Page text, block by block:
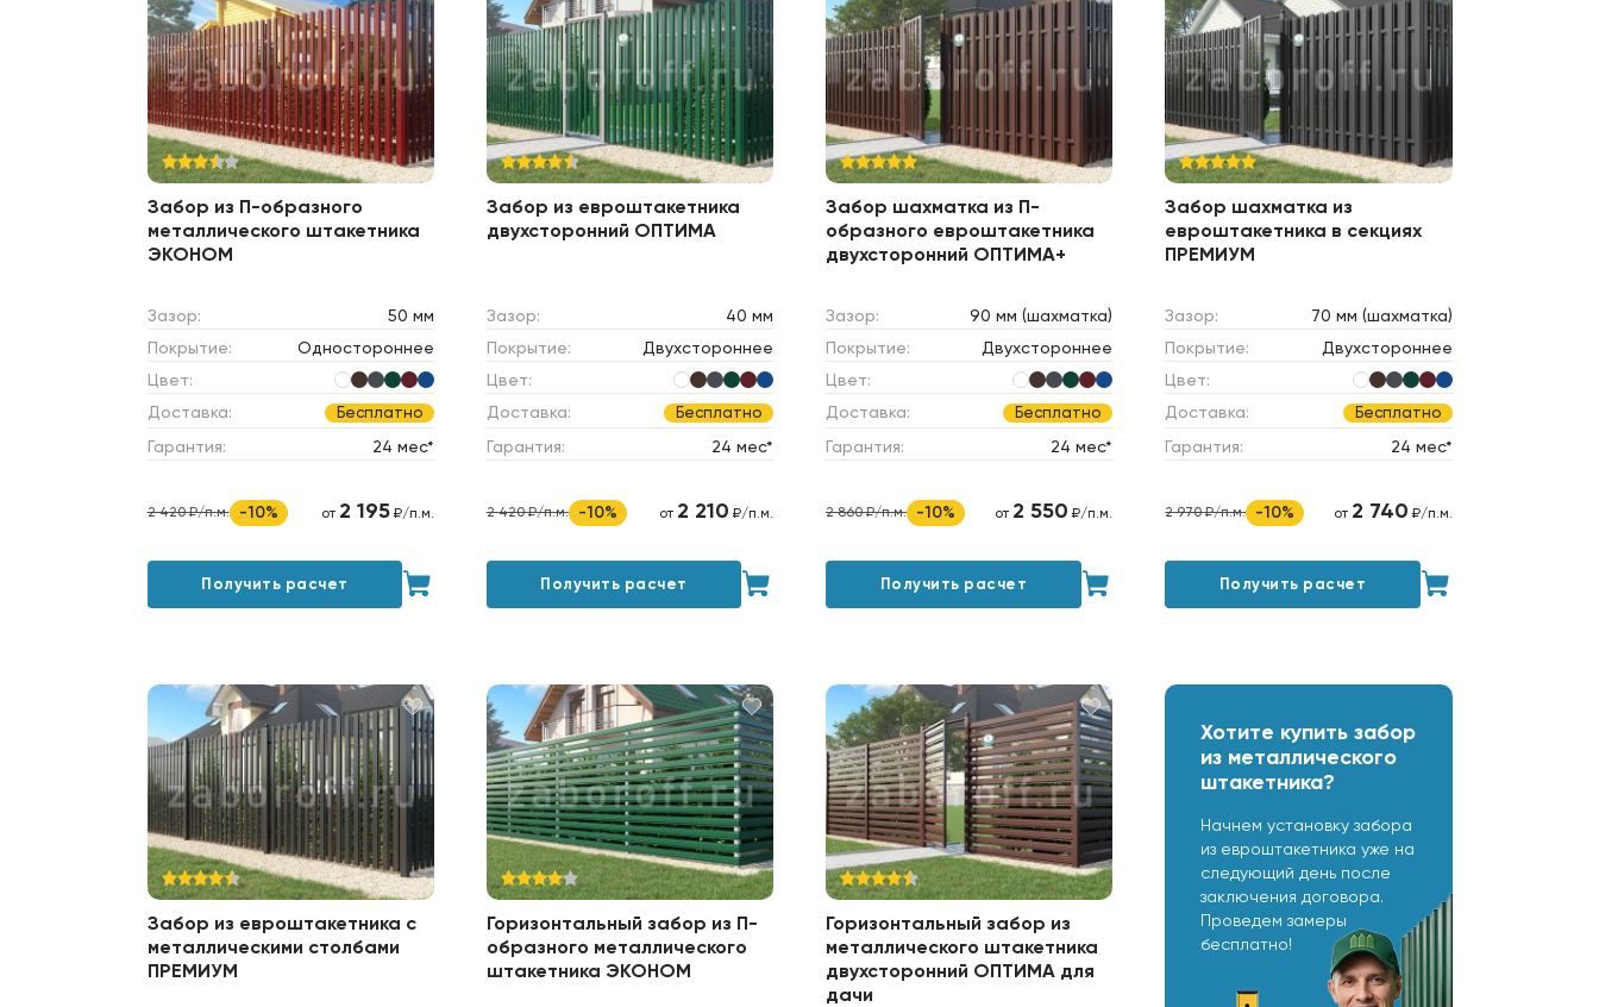
Забор из П-образного
металлического штакетника
ЭКОНОМ
Зазор:
50 мм
Покрытие:
Одностороннее
Цвет:
Доставка:
Бесплатно
Гарантия: 24 мес*
2 420 ₽/п.м. -10% от 2 195₽/п.м.
Получить расчет
Забор из евроштакетника
двухсторонний ОПТИМА
Зазор:
40 мм
Покрытие:
Двухстороннее
Цвет:
Доставка:
Бесплатно
Гарантия: 24 мес*
2 420 ₽/п.м. -10% от 2 210 ₽/п.м.
Получить расчет
Забор шахматка из П-
образного евроштакетника
двухсторонний ОПТИМА+
Зазор:
90 мм (шахматка)
Покрытие:
Двухстороннее
Цвет:
Доставка:
Бесплатно
Гарантия: 24 мес*
2 860 ₽/п.м. -10% от 2 550 ₽/п.м.
Получить расчет
Забор шахматка из
евроштакетника в секциях
ПРЕМИУМ
Зазор:
70 мм (шахматка)
Покрытие:
Двухстороннее
Цвет:
Доставка:
Бесплатно
Гарантия: 24 мес*
2 970 ₽/п.м. -10% от 2 740 ₽/п.м.
Получить расчет
Забор из евроштакетника c
металлическими столбами
ПРЕМИУМ
Горизонтальный забор из П-
образного металлического
штакетника ЭКОНОМ
Горизонтальный забор из
металлического штакетника
двухсторонний ОПТИМА для
дачи
Хотите купить забор
из металлического
штакетника?
Начнем установку забора
из евроштакетника уже на
следующий день после
заключения договора.
Проведем замеры
бесплатно!